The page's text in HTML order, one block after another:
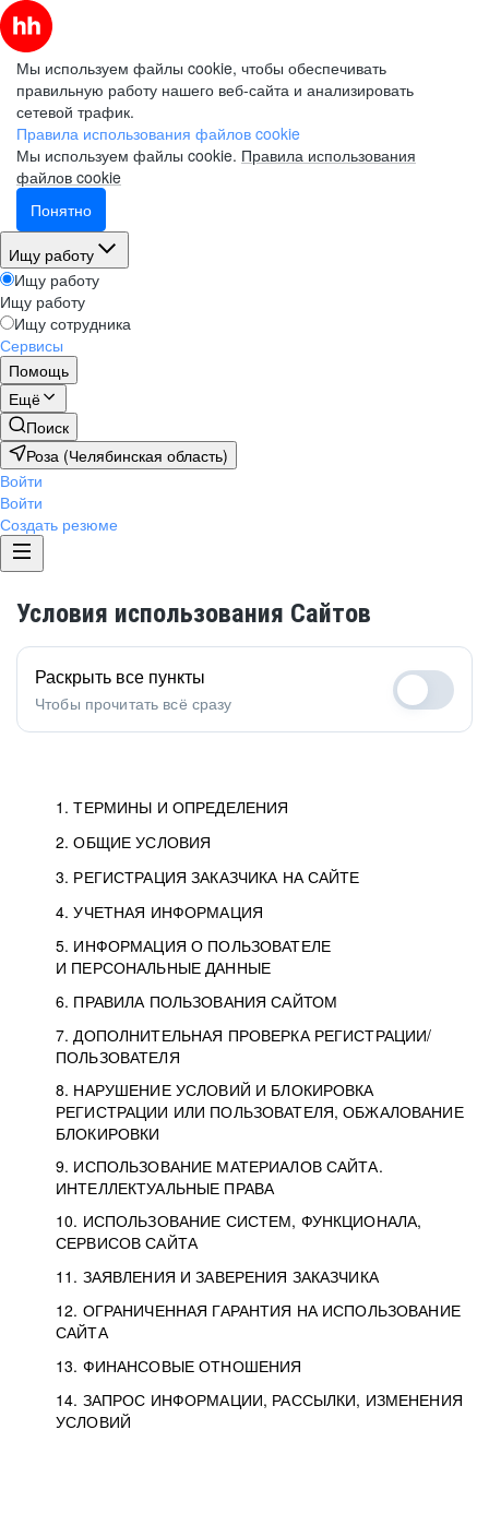
Мы используем файлы cookie, чтобы обеспечивать
правильную работу нашего веб-сайта и анализировать
сетевой трафик.
Правила использования файлов cookie
Мы используем файлы cookie. Правила использования
файлов cookie
Понятно
Ищу работу
Ищу работу
Ищу работу
Ищу сотрудника
Сервисы
Помощь
Ещё
Поиск
Роза (Челябинская область)
Войти
Войти
Создать резюме
Условия использования Сайтов
1. ТЕРМИНЫ И ОПРЕДЕЛЕНИЯ
2. ОБЩИЕ УСЛОВИЯ
3. РЕГИСТРАЦИЯ ЗАКАЗЧИКА НА САЙТЕ
4. УЧЕТНАЯ ИНФОРМАЦИЯ
5. ИНФОРМАЦИЯ О ПОЛЬЗОВАТЕЛЕ
И ПЕРСОНАЛЬНЫЕ ДАННЫЕ
6. ПРАВИЛА ПОЛЬЗОВАНИЯ САЙТОМ
7. ДОПОЛНИТЕЛЬНАЯ ПРОВЕРКА РЕГИСТРАЦИИ/
ПОЛЬЗОВАТЕЛЯ
8. НАРУШЕНИЕ УСЛОВИЙ И БЛОКИРОВКА
РЕГИСТРАЦИИ ИЛИ ПОЛЬЗОВАТЕЛЯ, ОБЖАЛОВАНИЕ
БЛОКИРОВКИ
9. ИСПОЛЬЗОВАНИЕ МАТЕРИАЛОВ САЙТА.
ИНТЕЛЛЕКТУАЛЬНЫЕ ПРАВА
10. ИСПОЛЬЗОВАНИЕ СИСТЕМ, ФУНКЦИОНАЛА,
СЕРВИСОВ САЙТА
11. ЗАЯВЛЕНИЯ И ЗАВЕРЕНИЯ ЗАКАЗЧИКА
12. ОГРАНИЧЕННАЯ ГАРАНТИЯ НА ИСПОЛЬЗОВАНИЕ
САЙТА
13. ФИНАНСОВЫЕ ОТНОШЕНИЯ
14. ЗАПРОС ИНФОРМАЦИИ, РАССЫЛКИ, ИЗМЕНЕНИЯ
УСЛОВИЙ
Раскрыть все пункты
Чтобы прочитать всё сразу